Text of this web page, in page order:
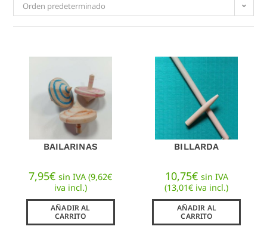
Orden predeterminado
BAILARINAS
7,95€ sin IVA (9,62€
iva incl.)
AÑADIR AL
CARRITO
BILLARDA
10,75€ sin IVA
(13,01€ iva incl.)
AÑADIR AL
CARRITO